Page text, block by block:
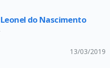
do Nascimento
13/03/2019